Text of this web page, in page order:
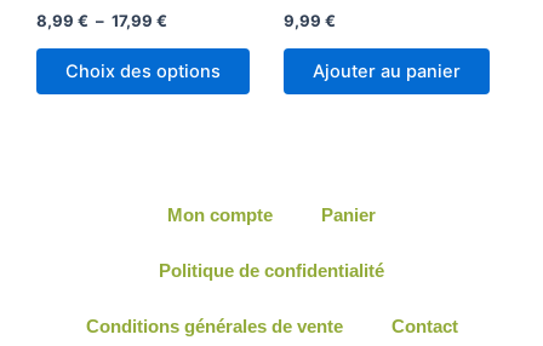
8,99 € – 17,99 €
Choix des options
options
être
page
produit
9,99 €
Ajouter au panier
Mon compte Panier
Politique de confidentialité
Conditions générales de vente Contact